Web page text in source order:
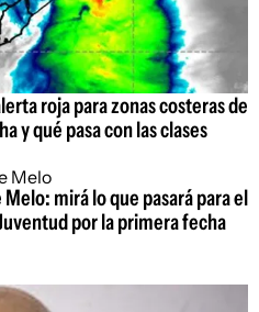
roja para zonas costeras de
y qué pasa con las clases
mirá lo que pasará para el
por la primera fecha